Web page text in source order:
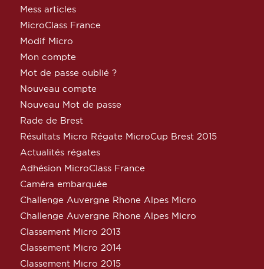
Mess articles
MicroClass France
Modif Micro
Mon compte
Mot de passe oublié ?
Nouveau compte
Nouveau Mot de passe
Rade de Brest
Résultats Micro Régate MicroCup Brest 2015
Actualités régates
Adhésion MicroClass France
Caméra embarquée
Challenge Auvergne Rhone Alpes Micro
Challenge Auvergne Rhone Alpes Micro
Classement Micro 2013
Classement Micro 2014
Classement Micro 2015